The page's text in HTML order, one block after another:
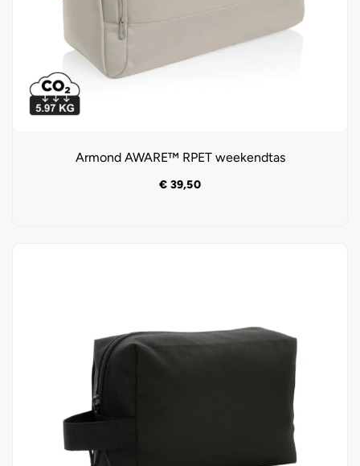
Armond AWARE™ RPET weekendtas
€ 39,50